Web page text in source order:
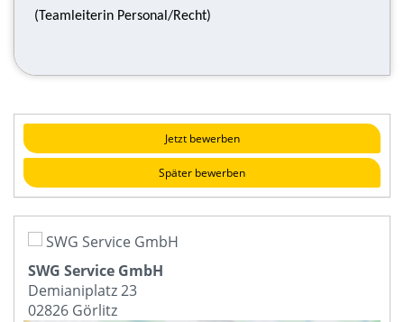
(Teamleiterin Personal/Recht)
Jetzt bewerben
Später bewerben
SWG Service GmbH
Demianiplatz 23
02826 Görlitz